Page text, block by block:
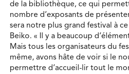
de la bibliothèque, ce qui
nombre d’exposants de
sera notre plus grand festival à
Beiko. « Il y a beaucoup
Mais tous les organisateurs du
même, avons hâte de voir si le
permettre d’accueil-lir tout le